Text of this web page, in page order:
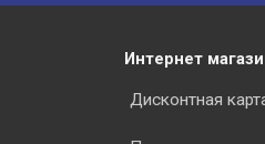
Интернет
Дисконтная